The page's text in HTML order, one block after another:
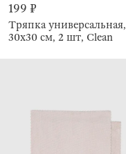
199 ₽
Тряпка универсальная,
30х30 см, 2 шт, Clean